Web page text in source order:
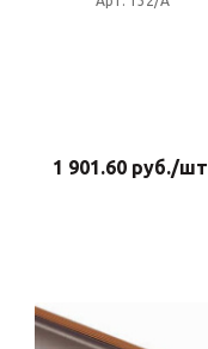
1 901.60 руб./шт